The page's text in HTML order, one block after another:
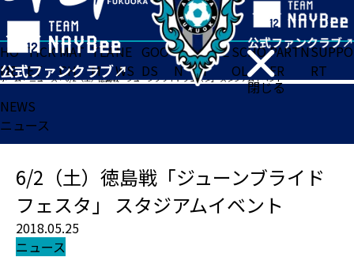
閉じる
HO
ME
TICK
ET
MAT
CH
TEA
M
NE
WS
GOO
DS
FA
N
ACADE
MY
SCHO
OL
PARTN
ER
SUPPO
RT
ホーム>ニュース>6/2（土）徳島戦「ジューンブライドフェスタ」 スタジアムイベント
NEWS
ニュース
6/2（土）徳島戦「ジューンブライド
フェスタ」 スタジアムイベント
2018.05.25
ニュース